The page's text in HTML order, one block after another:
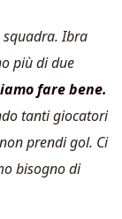
squadra. Ibra
più di due
fare bene.
tanti giocatori
prendi gol. Ci
bisogno di